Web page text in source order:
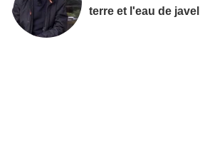
terre et l'eau de javel